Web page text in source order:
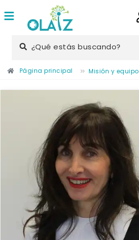
¿Qué estás buscando?
Página principal Misión y equipo